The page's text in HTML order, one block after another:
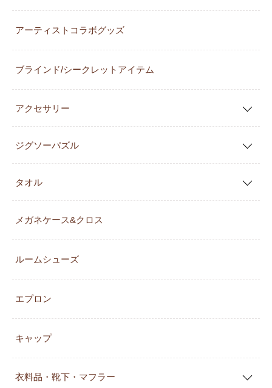
アーティストコラボグッズ
ブラインド/シークレットアイテム
アクセサリー
ジグソーパズル
タオル
メガネケース&クロス
ルームシューズ
エプロン
キャップ
衣料品・靴下・マフラー